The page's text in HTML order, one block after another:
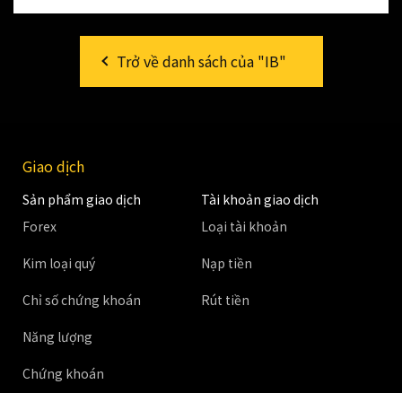
Trở về danh sách của "IB"
Giao dịch
Sản phẩm giao dịch
Forex
Kim loại quý
Chỉ số chứng khoán
Năng lượng
Chứng khoán
Tài khoản giao dịch
Loại tài khoản
Nạp tiền
Rút tiền